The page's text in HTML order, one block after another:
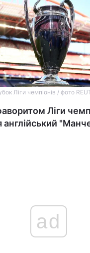
Ліги чемпіонів / фото
Ліги
ad